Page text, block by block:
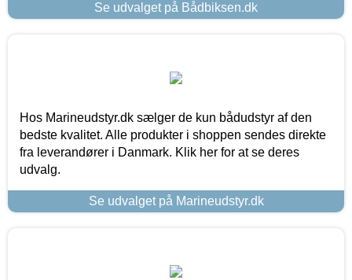
Se udvalget på Bådbiksen.dk
Hos Marineudstyr.dk sælger de kun bådudstyr af den
bedste kvalitet. Alle produkter i shoppen sendes direkte
fra leverandører i Danmark. Klik her for at se deres
udvalg.
Se udvalget på Marineudstyr.dk